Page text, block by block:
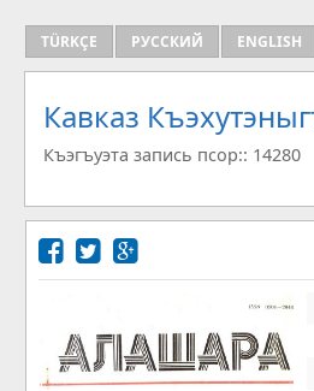
TÜRKÇE РУССКИЙ ENGLISH
Кавказ
Къэгъуэта запись псор:: 14280